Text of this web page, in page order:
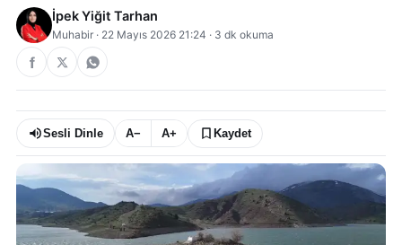
İpek Yiğit Tarhan
Muhabir · 22 Mayıs 2026 21:24 · 3 dk okuma
Sesli Dinle A− A+ Kaydet